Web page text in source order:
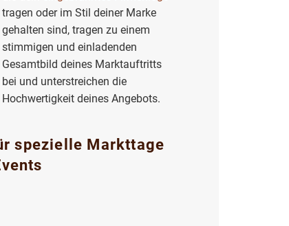
tragen oder im Stil deiner Marke
gehalten sind, tragen zu einem
stimmigen und einladenden
Gesamtbild deines Marktauftritts
bei und unterstreichen die
Hochwertigkeit deines Angebots.
spezielle Markttage